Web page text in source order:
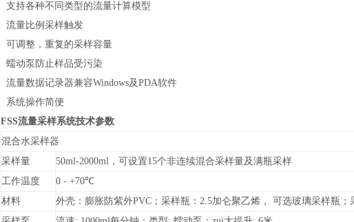
支持各种不同类型的流量计算模型
流量比例采样触发
可调整，重复的采样容量
蠕动泵防止样品受污染
流量数据记录器兼容Windows及PDA软件
系统操作简便
FSS流量采样系统技术参数
混合水采样器
采样量
50ml-2000ml，可设置15个非连续混合采样量及满瓶采样
工作温度
0 - +70℃
材料
外壳：膨胀防紫外PVC；采样瓶：2.5加仑聚乙烯， 可选玻璃采样瓶